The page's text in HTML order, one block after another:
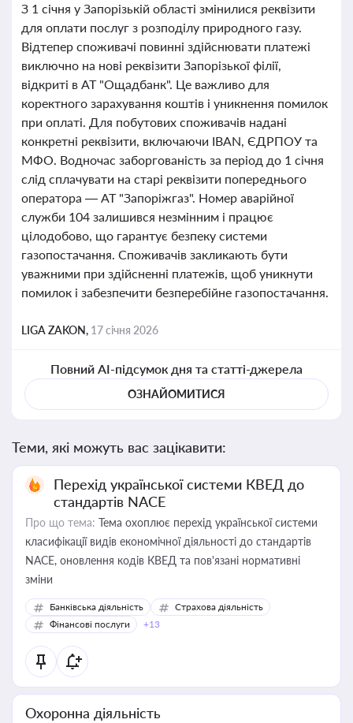
З 1 січня у Запорізькій області змінилися реквізити
для оплати послуг з розподілу природного газу.
Відтепер споживачі повинні здійснювати платежі
виключно на нові реквізити Запорізької філії,
відкриті в АТ "Ощадбанк". Це важливо для
коректного зарахування коштів і уникнення помилок
при оплаті. Для побутових споживачів надані
конкретні реквізити, включаючи IBAN, ЄДРПОУ та
МФО. Водночас заборгованість за період до 1 січня
слід сплачувати на старі реквізити попереднього
оператора — АТ "Запоріжгаз". Номер аварійної
служби 104 залишився незмінним і працює
цілодобово, що гарантує безпеку системи
газопостачання. Споживачів закликають бути
уважними при здійсненні платежів, щоб уникнути
помилок і забезпечити безперебійне газопостачання.
LIGA ZAKON, 17 січня 2026
Повний AI-підсумок дня та статті-джерела
ОЗНАЙОМИТИСЯ
Теми, які можуть вас зацікавити:
Перехід української системи КВЕД до
стандартів NACE
Про що тема: Тема охоплює перехід української системи
класифікації видів економічної діяльності до стандартів
NACE, оновлення кодів КВЕД та пов'язані нормативні
зміни
Банківська діяльність
Страхова діяльність
Фінансові послуги
+13
Охоронна діяльність